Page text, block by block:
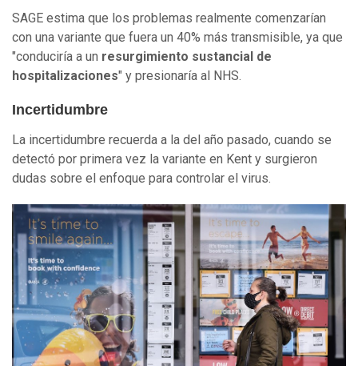
SAGE estima que los problemas realmente comenzarían
con una variante que fuera un 40% más transmisible, ya que
"conduciría a un resurgimiento sustancial de
hospitalizaciones" y presionaría al NHS.
Incertidumbre
La incertidumbre recuerda a la del año pasado, cuando se
detectó por primera vez la variante en Kent y surgieron
dudas sobre el enfoque para controlar el virus.